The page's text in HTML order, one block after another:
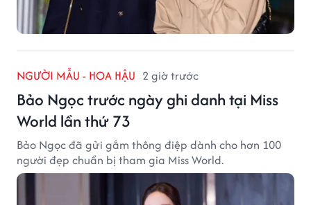
NGƯỜI MẪU - HOA HẬU 2 giờ trước
Bảo Ngọc trước ngày ghi danh tại Miss
World lần thứ 73
Bảo Ngọc đã gửi gắm thông điệp dành cho hơn 100
người đẹp chuẩn bị tham gia Miss World.